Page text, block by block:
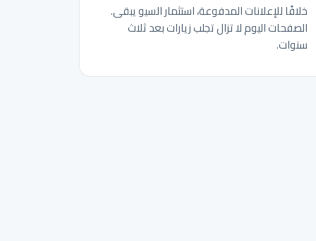
خلافًا للإعلانات المدفوعة، استثمار السيو يبقى.
الصفحات اليوم لا تزال تجلب زيارات بعد ثلاث
سنوات.